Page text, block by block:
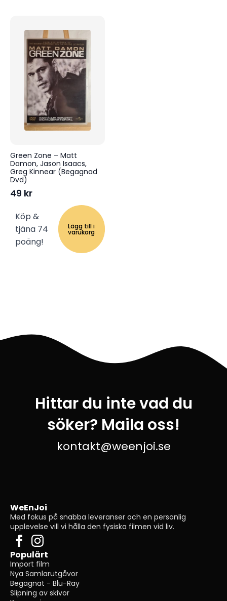
Green Zone – Matt
Damon, Jason Isaacs,
Greg Kinnear (Begagnad
Dvd)
49 kr
Köp &
tjäna 74
poäng!
Lägg till i
varukorg
Hittar du inte vad du
söker? Maila oss!
kontakt@weenjoi.se
WeEnJoi
Med fokus på snabba leveranser och en personlig
upplevelse vill vi hålla den fysiska filmen vid liv.
Populärt
Import film
Nya Samlarutgåvor
Begagnat - Blu-Ray
Slipning av skivor